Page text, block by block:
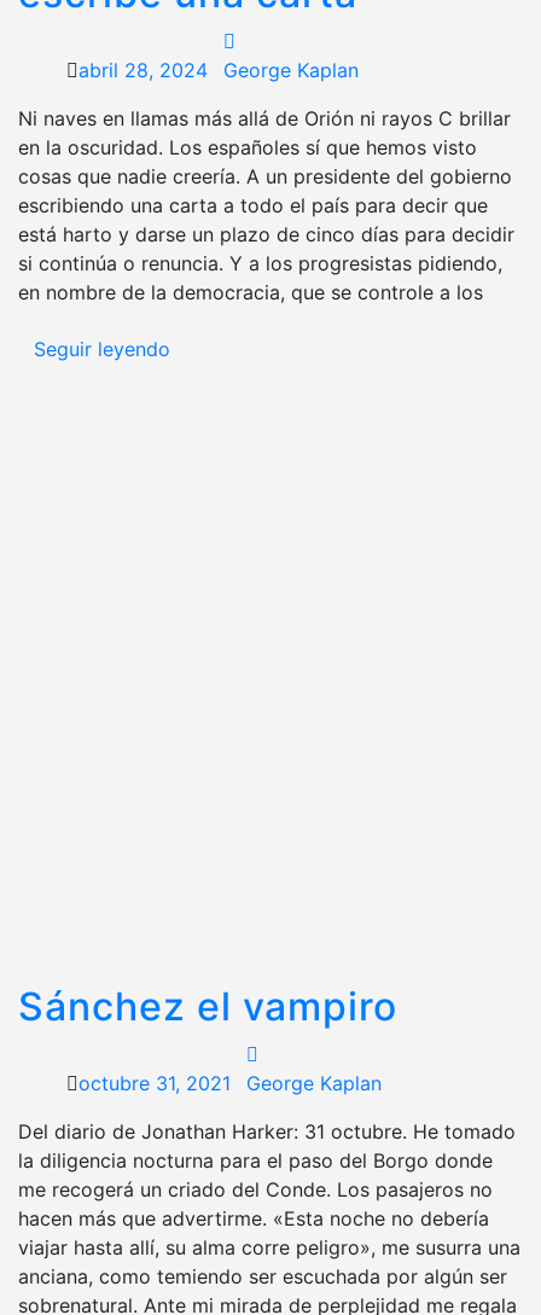
abril 28, 2024
George Kaplan
Ni naves en llamas más allá de Orión ni rayos C brillar
en la oscuridad. Los españoles sí que hemos visto
cosas que nadie creería. A un presidente del gobierno
escribiendo una carta a todo el país para decir que
está harto y darse un plazo de cinco días para decidir
si continúa o renuncia. Y a los progresistas pidiendo,
en nombre de la democracia, que se controle a los
Seguir leyendo
Sánchez el vampiro
octubre 31, 2021
George Kaplan
Del diario de Jonathan Harker: 31 octubre. He tomado
la diligencia nocturna para el paso del Borgo donde
me recogerá un criado del Conde. Los pasajeros no
hacen más que advertirme. «Esta noche no debería
viajar hasta allí, su alma corre peligro», me susurra una
anciana, como temiendo ser escuchada por algún ser
sobrenatural. Ante mi mirada de perplejidad me regala